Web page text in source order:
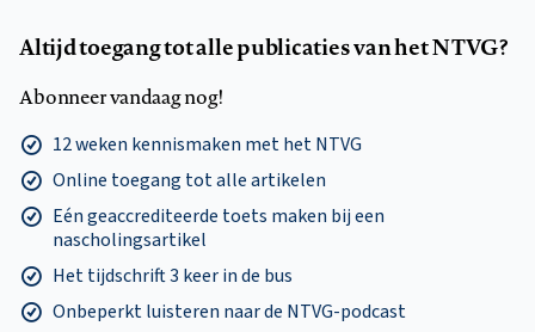
Altijd toegang tot alle publicaties van het NTVG?
Abonneer vandaag nog!
12 weken kennismaken met het NTVG
Online toegang tot alle artikelen
Eén geaccrediteerde toets maken bij een
nascholingsartikel
Het tijdschrift 3 keer in de bus
Onbeperkt luisteren naar de NTVG-podcast